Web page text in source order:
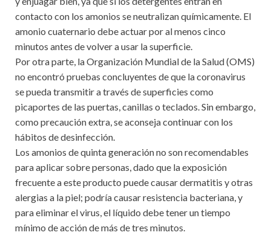
contacto con los amonios se neutralizan químicamente. El
amonio cuaternario debe actuar por al menos cinco
minutos antes de volver a usar la superficie.
Por otra parte, la Organización Mundial de la Salud (OMS)
no encontró pruebas concluyentes de que la coronavirus
se pueda transmitir a través de superficies como
picaportes de las puertas, canillas o teclados. Sin embargo,
como precaución extra, se aconseja continuar con los
hábitos de desinfección.
Los amonios de quinta generación no son recomendables
para aplicar sobre personas, dado que la exposición
frecuente a este producto puede causar dermatitis y otras
alergias a la piel; podría causar resistencia bacteriana, y
para eliminar el virus, el líquido debe tener un tiempo
mínimo de acción de más de tres minutos.